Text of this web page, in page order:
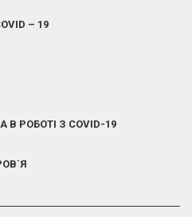
– 19
РОБОТІ З COVID-19